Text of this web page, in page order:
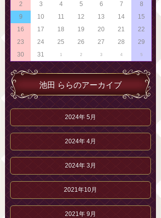
2
3 4 5 6 7
8
9
10 11 12 13 14
15
16
17 18 19 20 21
22
23
24 25 26 27 28
29
30
31 1 2 3 4 5
池田 ららのアーカイブ
2024年 5月
2024年 4月
2024年 3月
2021年10月
2021年 9月